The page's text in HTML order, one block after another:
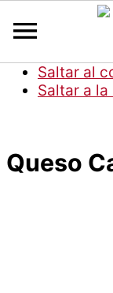
Saltar al
Saltar a
Queso